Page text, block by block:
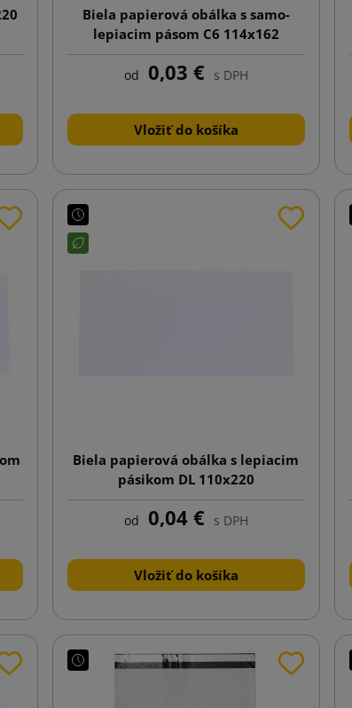
Biela papierová obálka s samo-
lepiacim pásom C6 114x162
od 0,03 € s DPH
Vložiť do košíka
Biela papierová obálka s lepiacim
pásikom DL 110x220
od 0,04 € s DPH
Vložiť do košíka